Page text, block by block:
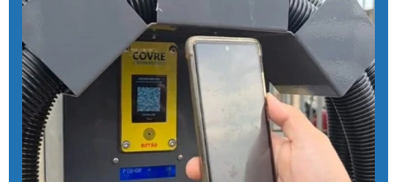
Controlador de banho digital
Controlador de banho com ficha
Controlador de banho com moedas
Controlador de banho com pix
Controlador de chuveiro